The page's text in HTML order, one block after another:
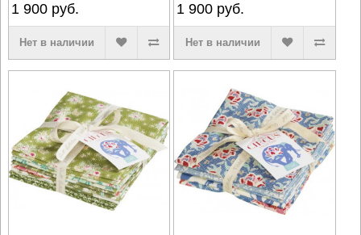
1 900руб.
Нет в наличии
1 900 руб.
Нет в наличии